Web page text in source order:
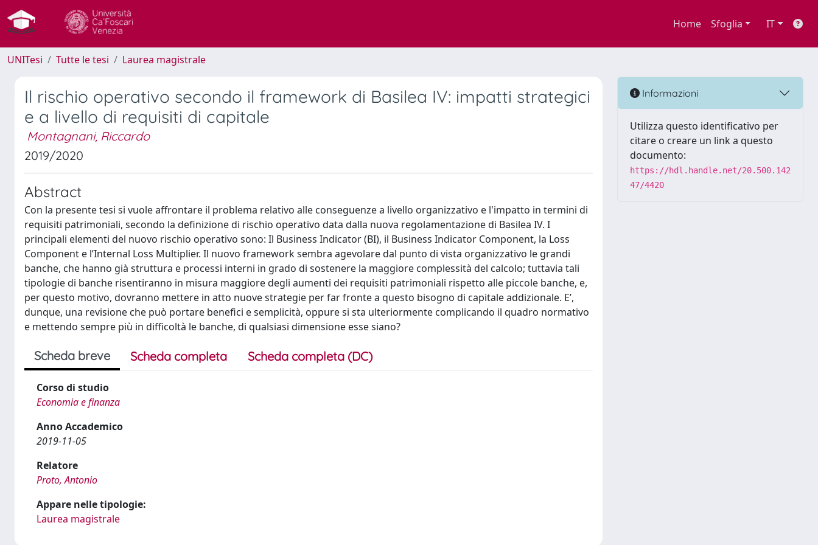
Home Sfoglia IT
UNITesi Tutte le tesi Laurea magistrale
Il rischio operativo secondo il framework di Basilea IV: impatti strategici
e a livello di requisiti di capitale
Montagnani, Riccardo
2019/2020
Abstract
Con la presente tesi si vuole affrontare il problema relativo alle conseguenze a livello organizzativo e l'impatto in termini di
requisiti patrimoniali, secondo la definizione di rischio operativo data dalla nuova regolamentazione di Basilea IV. I
principali elementi del nuovo rischio operativo sono: Il Business Indicator (BI), il Business Indicator Component, la Loss
Component e l’Internal Loss Multiplier. Il nuovo framework sembra agevolare dal punto di vista organizzativo le grandi
banche, che hanno già struttura e processi interni in grado di sostenere la maggiore complessità del calcolo; tuttavia tali
tipologie di banche risentiranno in misura maggiore degli aumenti dei requisiti patrimoniali rispetto alle piccole banche, e,
per questo motivo, dovranno mettere in atto nuove strategie per far fronte a questo bisogno di capitale addizionale. E’,
dunque, una revisione che può portare benefici e semplicità, oppure si sta ulteriormente complicando il quadro normativo
e mettendo sempre più in difficoltà le banche, di qualsiasi dimensione esse siano?
Scheda breve Scheda completa Scheda completa (DC)
Corso di studio
Economia e finanza
Anno Accademico
2019-11-05
Relatore
Proto, Antonio
Appare nelle tipologie:
Laurea magistrale
Informazioni
Utilizza questo identificativo per
citare o creare un link a questo
documento:
https://hdl.handle.net/20.500.142
47/4420